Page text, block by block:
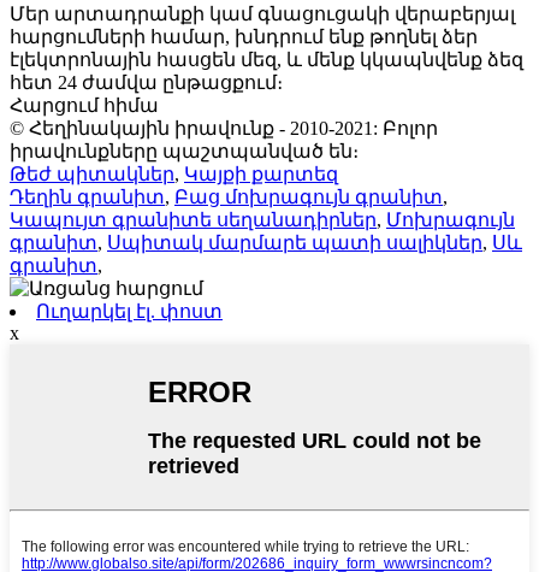
Մեր արտադրանքի կամ գնացուցակի վերաբերյալ
հարցումների համար, խնդրում ենք թողնել ձեր
էլեկտրոնային հասցեն մեզ, և մենք կկապնվենք ձեզ
հետ 24 ժամվա ընթացքում։
Հարցում հիմա
© Հեղինակային իրավունք - 2010-2021: Բոլոր
իրավունքները պաշտպանված են։
Թեժ պիտակներ, Կայքի քարտեզ
Դեղին գրանիտ, Բաց մոխրագույն գրանիտ,
Կապույտ գրանիտե սեղանադիրներ, Մոխրագույն
գրանիտ, Սպիտակ մարմարե պատի սալիկներ, Սև
գրանիտ,
Ուղարկել էլ. փոստ
x